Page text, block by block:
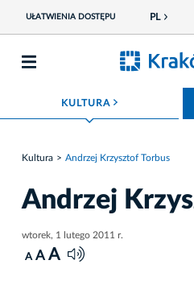
UŁATWIENIA DOSTĘPU PL
KULTURA ROZWIŃ MENU
Kultura Andrzej Krzysztof Torbus
Andrzej
wtorek, 1 lutego 2011 r.
A A A